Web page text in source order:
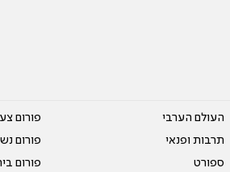
העולם הערבי
תרבות ופנאי
ספורט
פורום
פורום
פורום